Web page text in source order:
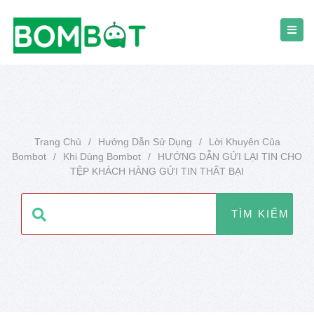
Trang Chủ / Hướng Dẫn Sử Dụng /
Lời Khuyên Của
Bombot
/ Khi Dùng Bombot /
HƯỚNG DẪN GỬI LẠI TIN CHO
TỆP KHÁCH HÀNG GỬI TIN THẤT BẠI